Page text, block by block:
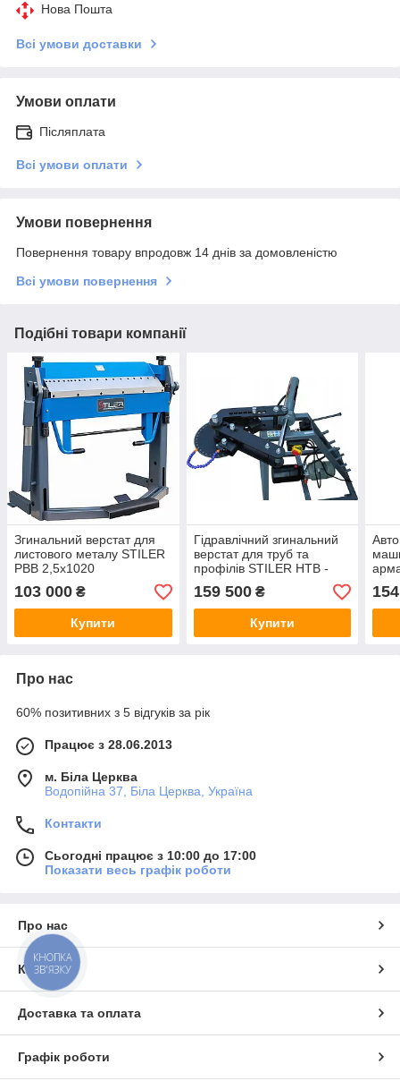
Нова Пошта
Всі умови доставки
Умови оплати
Післяплата
Всі умови оплати
Умови повернення
Повернення товару впродовж 14 днів за домовленістю
Всі умови повернення
Подібні товари компанії
Згинальний верстат для
листового металу STILER
PBB 2,5x1020
103 000 ₴
Купити
Гідравлічний згинальний
верстат для труб та
профілів STILER HTB -
1000
159 500₴
Купити
мм
Про нас
60% позитивних з 5 відгуків за рік
Працює з 28.06.2013
м. Біла Церква
Водопійна 37, Біла Церква, Україна
Контакти
Сьогодні працює з 10:00 до 17:00
Показати весь графік роботи
Про нас
Контакти
Доставка та оплата
Графік роботи
КНОПКА
ЗВ'ЯЗКУ